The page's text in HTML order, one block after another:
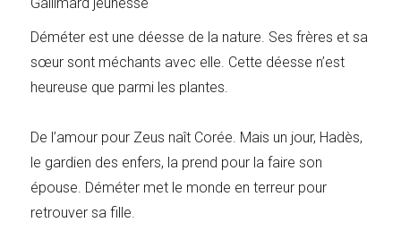
Déméter est une déesse de la nature. Ses frères et sa
sœur sont méchants avec elle. Cette déesse n’est
heureuse que parmi les plantes.
De l’amour pour Zeus naît Corée. Mais un jour, Hadès,
le gardien des enfers, la prend pour la faire son
épouse. Déméter met le monde en terreur pour
retrouver sa fille.